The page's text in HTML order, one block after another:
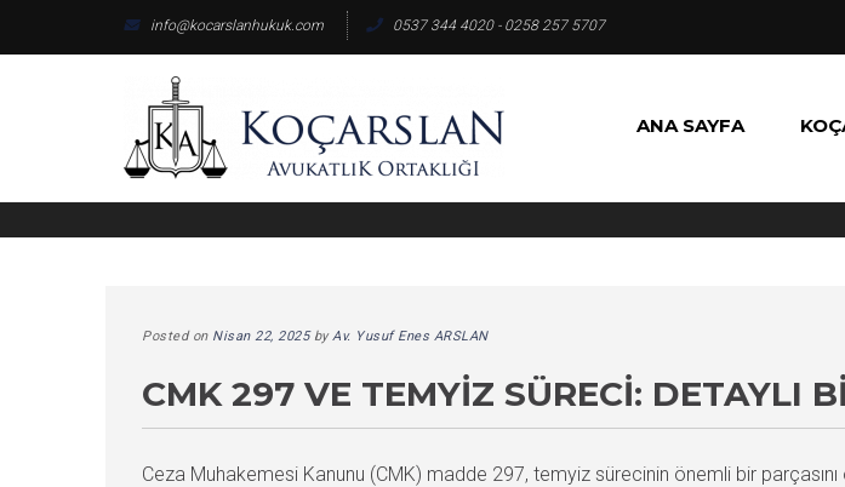
info@kocarslanhukuk.com 0537 344 4020 - 0258 257 5707
ANA SAYFA
Posted on Nisan 22, 2025byAv. Yusuf Enes ARSLAN
CMK 297 VE TEMYIZ SÜRECI: DETAYLI
Ceza Muhakemesi Kanunu (CMK) madde 297, temyiz sürecinin önemli bir